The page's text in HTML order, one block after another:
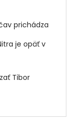
prichádza
je opäť v
Tibor